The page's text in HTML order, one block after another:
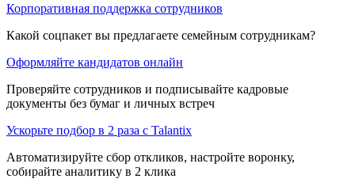
Корпоративная поддержка сотрудников
Какой соцпакет вы предлагаете семейным сотрудникам?
Оформляйте кандидатов онлайн
Проверяйте сотрудников и подписывайте кадровые
документы без бумаг и личных встреч
Ускорьте подбор в 2 раза с Talantix
Автоматизируйте сбор откликов, настройте воронку,
собирайте аналитику в 2 клика